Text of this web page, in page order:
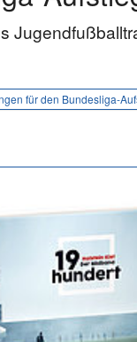
für den Bundesliga-